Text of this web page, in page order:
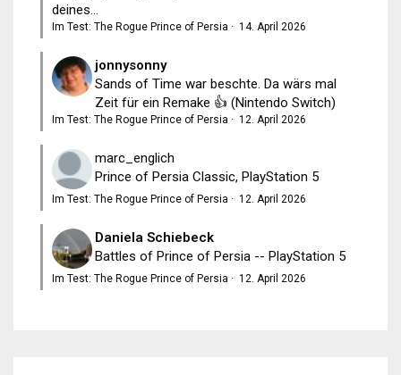
deines...
Im Test: The Rogue Prince of Persia · 14. April 2026
jonnysonny
Sands of Time war beschte. Da wärs mal
Zeit für ein Remake 👍 (Nintendo Switch)
Im Test: The Rogue Prince of Persia · 12. April 2026
marc_englich
Prince of Persia Classic, PlayStation 5
Im Test: The Rogue Prince of Persia · 12. April 2026
Daniela Schiebeck
Battles of Prince of Persia -- PlayStation 5
Im Test: The Rogue Prince of Persia · 12. April 2026